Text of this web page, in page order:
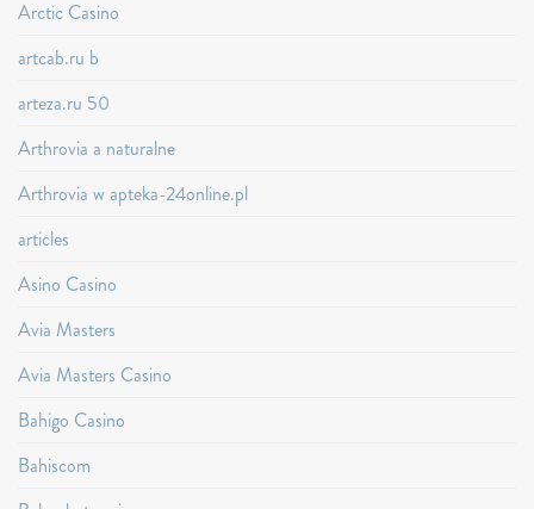
Arctic Casino
artcab.ru b
arteza.ru 50
Arthrovia a naturalne
Arthrovia w apteka-24online.pl
articles
Asino Casino
Avia Masters
Avia Masters Casino
Bahigo Casino
Bahiscom